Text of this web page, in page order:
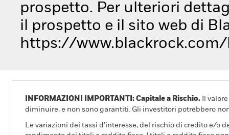
prospetto. Per ulteriori
il prospetto e il sito web di
https://www.blackrock.com/
INFORMAZIONI IMPORTANTI: Capitale a Rischio. Il
diminuire, e non sono garantiti. Gli investitori potrebbero
Le variazioni dei tassi d’interesse, del rischio di credito e/